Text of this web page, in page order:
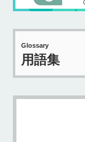
Glossary
用語集